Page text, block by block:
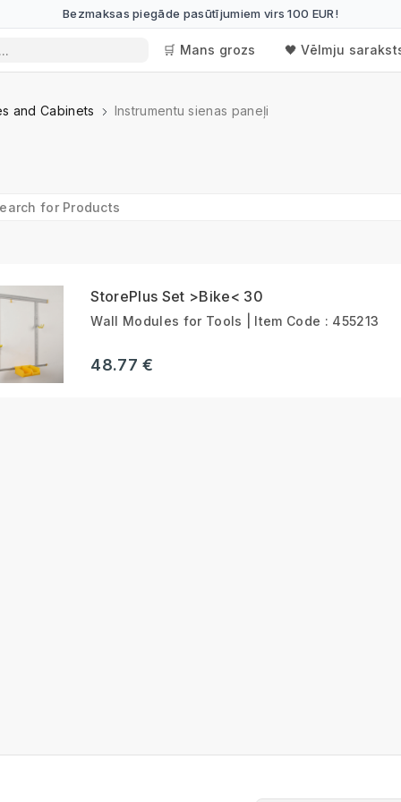
Bezmaksas piegāde pasūtījumiem virs 100 EUR!
🛒 Mans grozs 🖤 Vēlmju
and Cabinets Instrumentu sienas paneļi
StorePlus Set >Bike< 30
Wall Modules for Tools | Item Code : 455213
48.77 €